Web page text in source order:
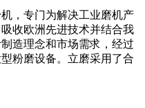
，专门为解决工业磨机产
收欧洲先进技术并结合我
造理念和市场需求，经过
粉磨设备。立磨采用了合